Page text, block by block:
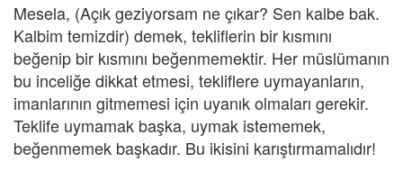
Mesela, (Açık geziyorsam ne çıkar? Sen kalbe bak.
Kalbim temizdir) demek, tekliflerin bir kısmını
beğenip bir kısmını beğenmemektir. Her müslümanın
bu inceliğe dikkat etmesi, tekliflere uymayanların,
imanlarının gitmemesi için uyanık olmaları gerekir.
Teklife uymamak başka, uymak istememek,
beğenmemek başkadır. Bu ikisini karıştırmamalıdır!